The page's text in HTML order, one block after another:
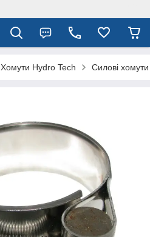
Хомути Hydro Tech Силові